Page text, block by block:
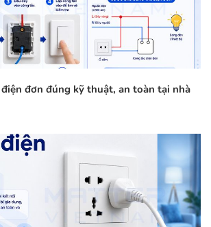
đơn đúng kỹ thuật, an toàn tại nhà